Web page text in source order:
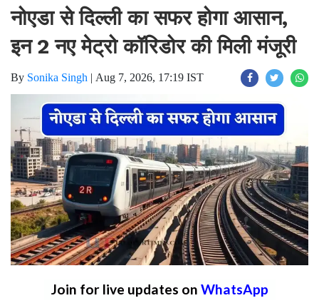
नोएडा से दिल्ली का सफर होगा आसान,
इन 2 नए मेट्रो कॉरिडोर की मिली मंजूरी
By Sonika Singh | Aug 7, 2026, 17:19 IST
Join for live updates on WhatsApp